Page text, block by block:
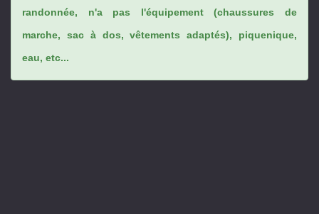
randonnée, n'a pas l'équipement (chaussures de
marche, sac à dos, vêtements adaptés), piquenique,
eau, etc...